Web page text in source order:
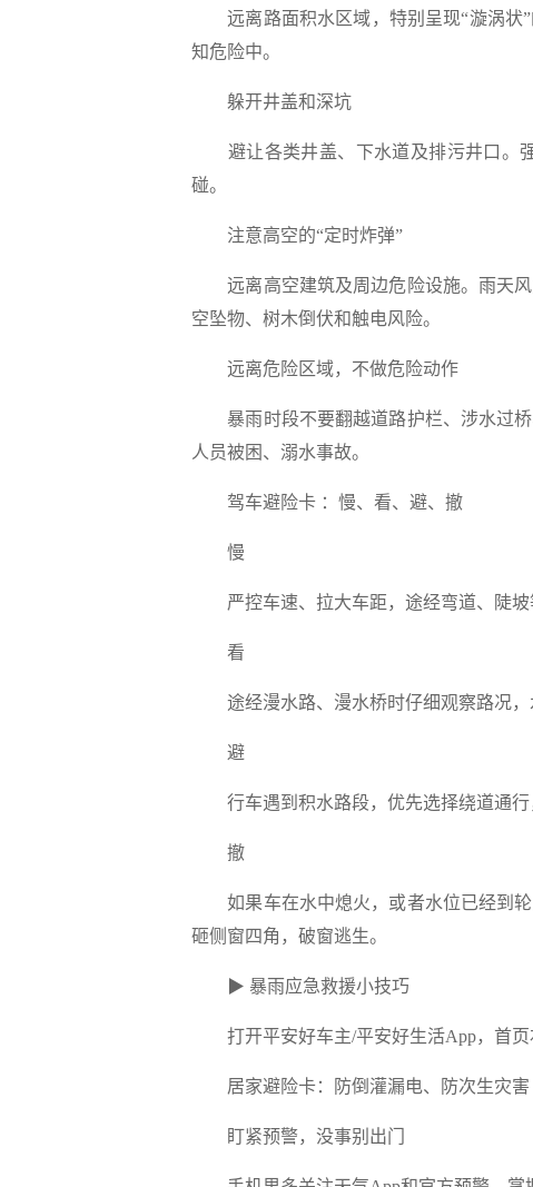
远离路面积水区域，特别呈现“漩涡
知危险中。
躲开井盖和深坑
避让各类井盖、下水道及排污井口。
碰。
注意高空的“定时炸弹”
远离高空建筑及周边危险设施。雨天
空坠物、树木倒伏和触电风险。
远离危险区域，不做危险动作
暴雨时段不要翻越道路护栏、涉水过
人员被困、溺水事故。
驾车避险卡 ：慢、看、避、撤
慢
严控车速、拉大车距，途经弯道、陡
看
途经漫水路、漫水桥时仔细观察路况
避
行车遇到积水路段，优先选择绕道通行
撤
如果车在水中熄火，或者水位已经到
砸侧窗四角，破窗逃生。
▶ 暴雨应急救援小技巧
打开平安好车主/平安好生活App，首
居家避险卡：防倒灌漏电、防次生灾害
盯紧预警，没事别出门